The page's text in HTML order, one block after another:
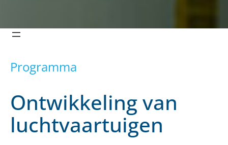
Programma
Ontwikkeling van
luchtvaartuigen